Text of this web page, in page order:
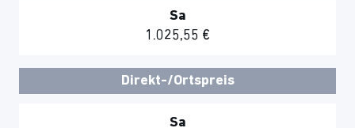
Sa
1.025,55 €
Direkt-/Ortspreis
Sa